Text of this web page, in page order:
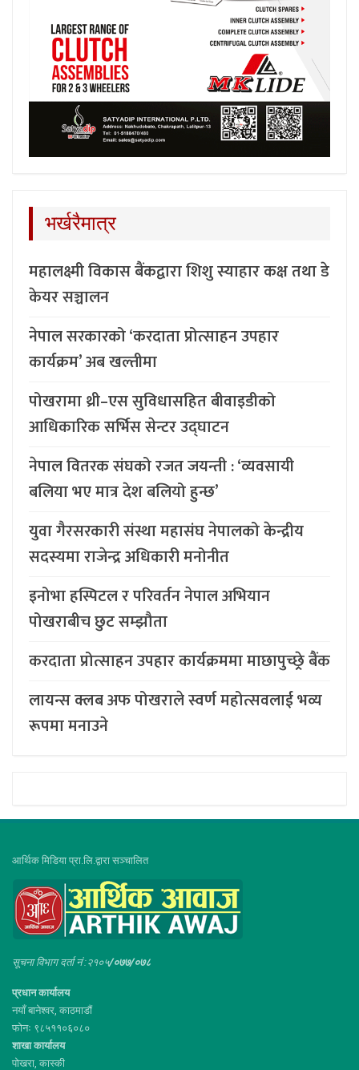
भर्खरैमात्र
महालक्ष्मी विकास बैंकद्वारा शिशु स्याहार कक्ष तथा डे
केयर सञ्चालन
नेपाल सरकारको ‘करदाता प्रोत्साहन उपहार
कार्यक्रम’ अब खल्तीमा
पोखरामा थ्री–एस सुविधासहित बीवाइडीको
आधिकारिक सर्भिस सेन्टर उद्घाटन
नेपाल वितरक संघको रजत जयन्ती : ‘व्यवसायी
बलिया भए मात्र देश बलियो हुन्छ’
युवा गैरसरकारी संस्था महासंघ नेपालको केन्द्रीय
सदस्यमा राजेन्द्र अधिकारी मनोनीत
इनोभा हस्पिटल र परिवर्तन नेपाल अभियान
पोखराबीच छुट सम्झौता
करदाता प्रोत्साहन उपहार कार्यक्रममा माछापुच्छ्र्रे बैंक
लायन्स क्लब अफ पोखराले स्वर्ण महोत्सवलाई भव्य
रूपमा मनाउने
आर्थिक मिडिया प्रा.लि.द्वारा सञ्चालित
सूचना विभाग दर्ता नं :२१०५/०७७/०७८
प्रधान कार्यालय
नयाँ बानेश्वर, काठमाडौं
फोनः ९८५११०६०८०
शाखा कार्यालय
पोखरा, कास्की